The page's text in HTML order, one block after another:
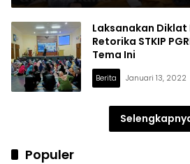
Laksanakan Diklat
Retorika STKIP
Tema Ini
Berita Januari 13, 2022
Populer